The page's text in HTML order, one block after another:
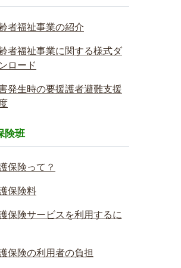
者福祉事業の紹介
者福祉事業に関する様式ダ
ロード
発生時の要援護者避難支援
険班
保険って？
保険料
保険サービスを利用するに
保険の利用者の負担